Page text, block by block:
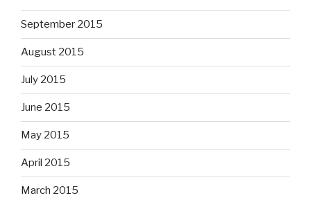
September 2015
August 2015
July 2015
June 2015
May 2015
April 2015
March 2015